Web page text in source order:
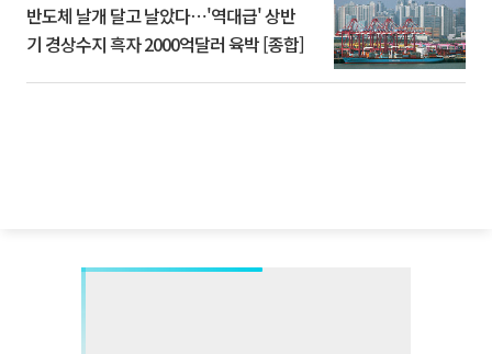
반도체 날개 달고 날았다⋯'역대급' 상반
기 경상수지 흑자 2000억달러 육박 [종합]